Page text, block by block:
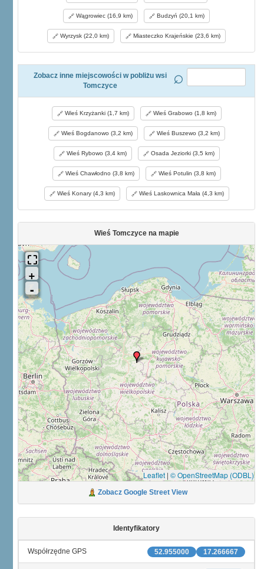
Wągrowiec (16,9 km) Budzyń (20,1 km)
Wyrzysk (22,0 km) Miasteczko Krajeńskie (23,6 km)
Zobacz inne miejscowości w pobliżu wsi
Tomczyce
Wieś Krzyżanki (1,7 km) Wieś Grabowo (1,8 km)
Wieś Bogdanowo (3,2 km) Wieś Buszewo (3,2 km)
Wieś Rybowo (3,4 km) Osada Jeziorki (3,5 km)
Wieś Chawłodno (3,8 km) Wieś Potulin (3,8 km)
Wieś Konary (4,3 km) Wieś Laskownica Mała (4,3 km)
Wieś Tomczyce na mapie
Leaflet | © OpenStreetMap (ODBL)
Zobacz Google Street View
Identyfikatory
17.266667
52.955000
Współrzędne GPS